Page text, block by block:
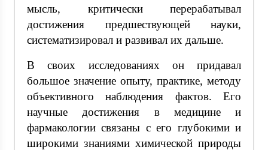
мысль, критически перерабатывал
достижения предшествующей науки,
систематизировал и развивал их дальше.
В своих исследованиях он придавал
большое значение опыту, практике, методу
объективного наблюдения фактов. Его
научные достижения в медицине и
фармакологии связаны с его глубокими и
широкими знаниями химической природы